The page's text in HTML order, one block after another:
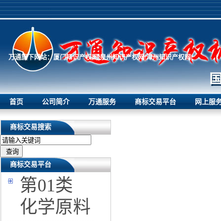
万通旗下网站：厦门知识产权网|泉州知识产权网|漳州知识产权网|
首页 公司简介 万通服务 商标交易平台 网上服
商标交易搜索
商标交易平台
第01类
化学原料